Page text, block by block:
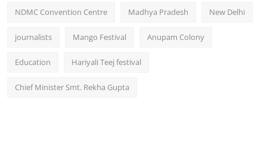
NDMC Convention Centre Madhya Pradesh New Delhi
journalists Mango Festival Anupam Colony
Education Hariyali Teej festival
Chief Minister Smt. Rekha Gupta